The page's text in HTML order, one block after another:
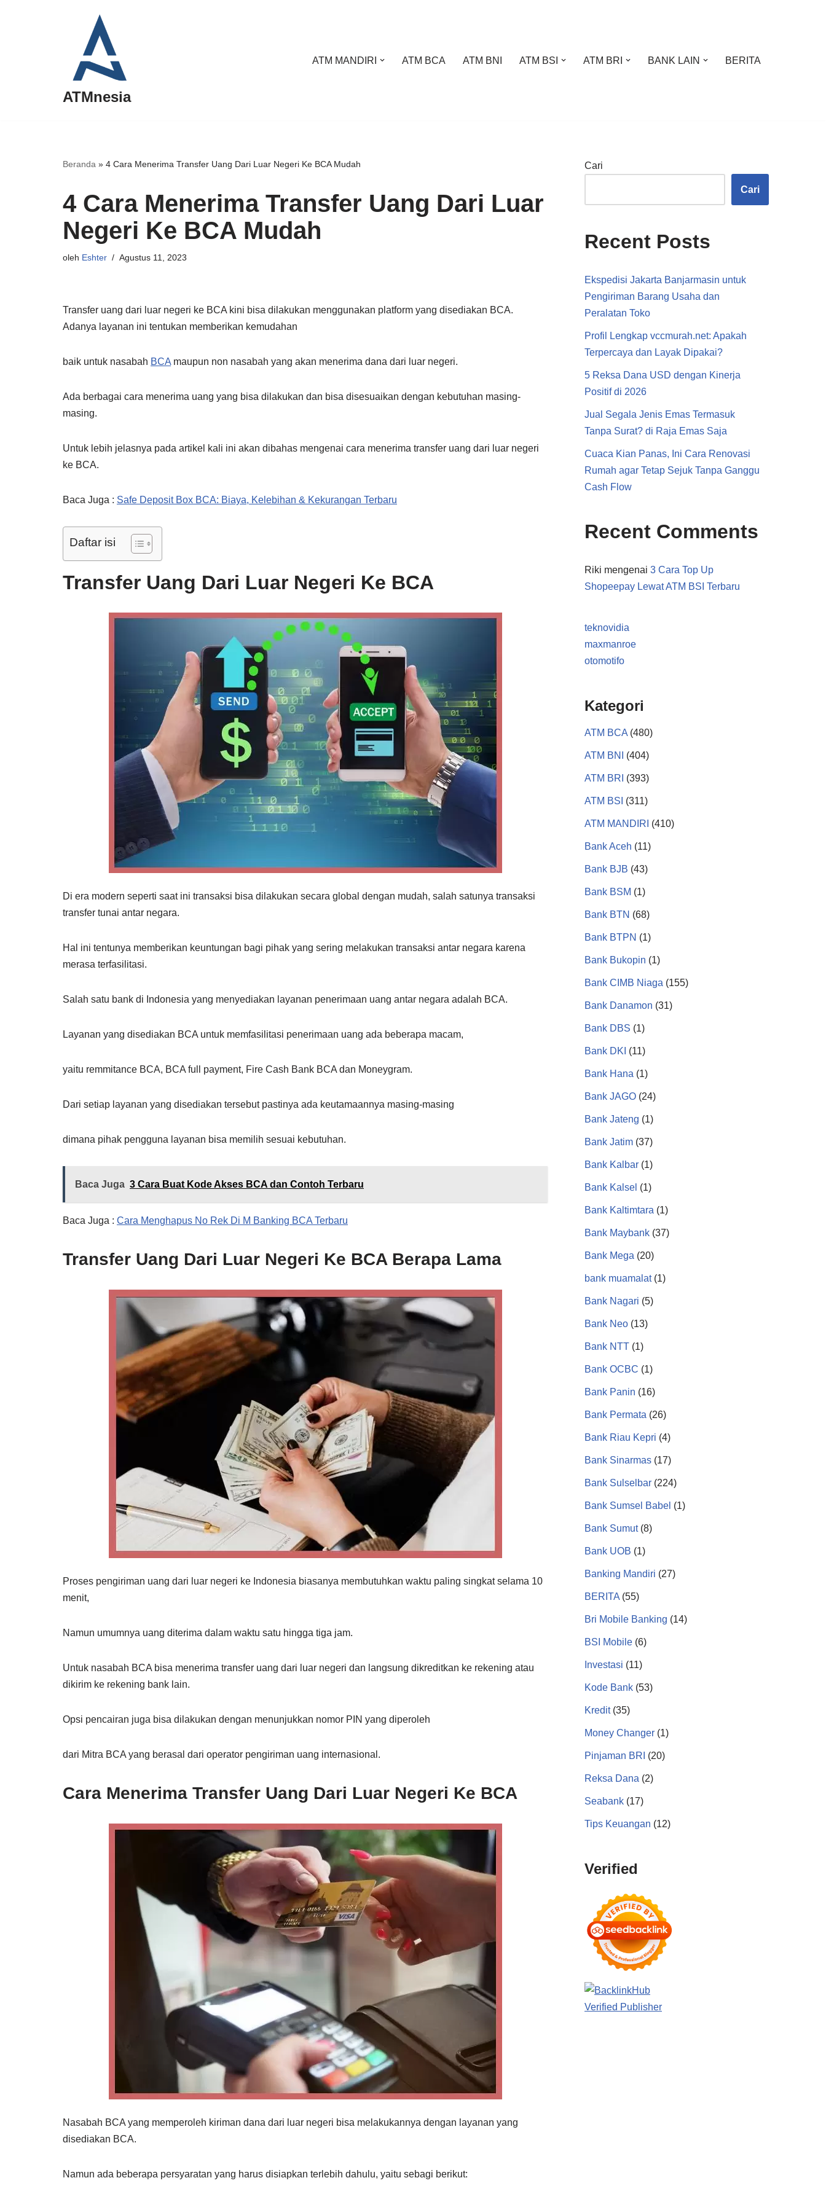
ATMnesia
ATM MANDIRI ATM BCA ATM BNI ATM BSI ATM BRI BANK LAIN BERITA
Beranda » 4 Cara Menerima Transfer Uang Dari Luar Negeri Ke BCA Mudah
4 Cara Menerima Transfer Uang Dari Luar
Negeri Ke BCA Mudah
oleh Eshter Agustus 11, 2023
Transfer uang dari luar negeri ke BCA kini bisa dilakukan menggunakan platform yang disediakan BCA.
Adanya layanan ini tentukan memberikan kemudahan
baik untuk nasabah BCA maupun non nasabah yang akan menerima dana dari luar negeri.
Ada berbagai cara menerima uang yang bisa dilakukan dan bisa disesuaikan dengan kebutuhan masing-
masing.
Untuk lebih jelasnya pada artikel kali ini akan dibahas mengenai cara menerima transfer uang dari luar negeri
ke BCA.
Baca Juga : Safe Deposit Box BCA: Biaya, Kelebihan & Kekurangan Terbaru
Daftar isi
Transfer Uang Dari Luar Negeri Ke BCA
Di era modern seperti saat ini transaksi bisa dilakukan secara global dengan mudah, salah satunya transaksi
transfer tunai antar negara.
Hal ini tentunya memberikan keuntungan bagi pihak yang sering melakukan transaksi antar negara karena
merasa terfasilitasi.
Salah satu bank di Indonesia yang menyediakan layanan penerimaan uang antar negara adalah BCA.
Layanan yang disediakan BCA untuk memfasilitasi penerimaan uang ada beberapa macam,
yaitu remmitance BCA, BCA full payment, Fire Cash Bank BCA dan Moneygram.
Dari setiap layanan yang disediakan tersebut pastinya ada keutamaannya masing-masing
dimana pihak pengguna layanan bisa memilih sesuai kebutuhan.
Baca Juga 3 Cara Buat Kode Akses BCA dan Contoh Terbaru
Baca Juga : Cara Menghapus No Rek Di M Banking BCA Terbaru
Transfer Uang Dari Luar Negeri Ke BCA Berapa Lama
Proses pengiriman uang dari luar negeri ke Indonesia biasanya membutuhkan waktu paling singkat selama 10
menit,
Namun umumnya uang diterima dalam waktu satu hingga tiga jam.
Untuk nasabah BCA bisa menerima transfer uang dari luar negeri dan langsung dikreditkan ke rekening atau
dikirim ke rekening bank lain.
Opsi pencairan juga bisa dilakukan dengan menunjukkan nomor PIN yang diperoleh
dari Mitra BCA yang berasal dari operator pengiriman uang internasional.
Cara Menerima Transfer Uang Dari Luar Negeri Ke BCA
Nasabah BCA yang memperoleh kiriman dana dari luar negeri bisa melakukannya dengan layanan yang
disediakan BCA.
Namun ada beberapa persyaratan yang harus disiapkan terlebih dahulu, yaitu sebagi berikut:
Cari
Cari
Recent Posts
Ekspedisi Jakarta Banjarmasin untuk
Pengiriman Barang Usaha dan
Peralatan Toko
Profil Lengkap vccmurah.net: Apakah
Terpercaya dan Layak Dipakai?
5 Reksa Dana USD dengan Kinerja
Positif di 2026
Jual Segala Jenis Emas Termasuk
Tanpa Surat? di Raja Emas Saja
Cuaca Kian Panas, Ini Cara Renovasi
Rumah agar Tetap Sejuk Tanpa Ganggu
Cash Flow
Recent Comments
Riki mengenai 3 Cara Top Up
Shopeepay Lewat ATM BSI Terbaru
teknovidia
maxmanroe
otomotifo
Kategori
ATM BCA (480)
ATM BNI (404)
ATM BRI (393)
ATM BSI (311)
ATM MANDIRI (410)
Bank Aceh (11)
Bank BJB (43)
Bank BSM (1)
Bank BTN (68)
Bank BTPN (1)
Bank Bukopin (1)
Bank CIMB Niaga (155)
Bank Danamon (31)
Bank DBS (1)
Bank DKI (11)
Bank Hana (1)
Bank JAGO (24)
Bank Jateng (1)
Bank Jatim (37)
Bank Kalbar (1)
Bank Kalsel (1)
Bank Kaltimtara (1)
Bank Maybank (37)
Bank Mega (20)
bank muamalat(1)
Bank Nagari (5)
Bank Neo (13)
Bank NTT (1)
Bank OCBC (1)
Bank Panin (16)
Bank Permata (26)
Bank Riau Kepri (4)
Bank Sinarmas (17)
Bank Sulselbar (224)
Bank Sumsel Babel (1)
Bank Sumut(8)
Bank UOB (1)
Banking Mandiri (27)
BERITA (55)
Bri Mobile Banking (14)
BSI Mobile (6)
Investasi (11)
Kode Bank (53)
Kredit(35)
Money Changer (1)
Pinjaman BRI (20)
Reksa Dana (2)
Seabank (17)
Tips Keuangan (12)
Verified